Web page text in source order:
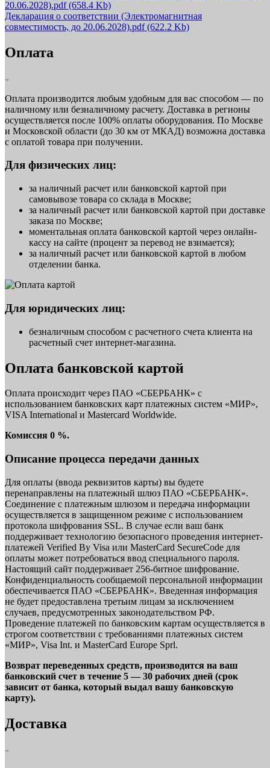
20.06.2028).pdf(658.4 Kb)
Декларация о соответствии (Электромагнитная
совместимость, до 20.06.2028).pdf(622.2 Kb)
Оплата
Оплата производится любым удобным для вас способом — по
наличному или безналичному расчету. Доставка в регионы
осуществляется после 100% оплаты оборудования. По Москве
и Московской области (до 30 км от МКАД) возможна доставка
с оплатой товара при получении.
Для физических лиц:
за наличный расчет или банковской картой при
самовывозе товара со склада в Москве;
за наличный расчет или банковской картой при доставке
заказа по Москве;
моментальная оплата банковской картой через онлайн-
кассу на сайте (процент за перевод не взимается);
за наличный расчет или банковской картой в любом
отделении банка.
Для юридических лиц:
безналичным способом с расчетного счета клиента на
расчетный счет интернет-магазина.
Оплата банковской картой
Оплата происходит через ПАО «СБЕРБАНК» с
использованием банковских карт платежных систем «МИР»,
VISA International и Mastercard Worldwide.
Комиссия 0 %.
Описание процесса передачи данных
Для оплаты (ввода реквизитов карты) вы будете
перенаправлены на платежный шлюз ПАО «СБЕРБАНК».
Соединение с платежным шлюзом и передача информации
осуществляется в защищенном режиме с использованием
протокола шифрования SSL. В случае если ваш банк
поддерживает технологию безопасного проведения интернет-
платежей Verified By Visa или MasterCard SecureCode для
оплаты может потребоваться ввод специального пароля.
Настоящий сайт поддерживает 256-битное шифрование.
Конфиденциальность сообщаемой персональной информации
обеспечивается ПАО «СБЕРБАНК». Введенная информация
не будет предоставлена третьим лицам за исключением
случаев, предусмотренных законодательством РФ.
Проведение платежей по банковским картам осуществляется в
строгом соответствии с требованиями платежных систем
«МИР», Visa Int. и MasterCard Europe Sprl.
Возврат переведенных средств, производится на ваш
банковский счет в течение 5 — 30 рабочих дней (срок
зависит от банка, который выдал вашу банковскую
карту).
Доставка